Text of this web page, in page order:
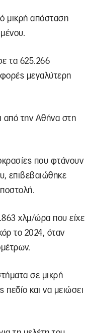
μικρή απόσταση
τα 625.266
φορές μεγαλύτερη
από την Αθήνα στη
που φτάνουν
επιβεβαιώθηκε
χλμ/ώρα που είχε
το 2024, όταν
σε μικρή
και να μειώσει